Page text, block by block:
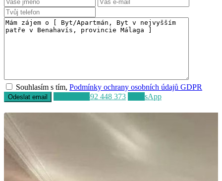
Souhlasím s tím,Podmínky ochrany osobních údajů GDPR
+34 692 448 373 WhatsApp